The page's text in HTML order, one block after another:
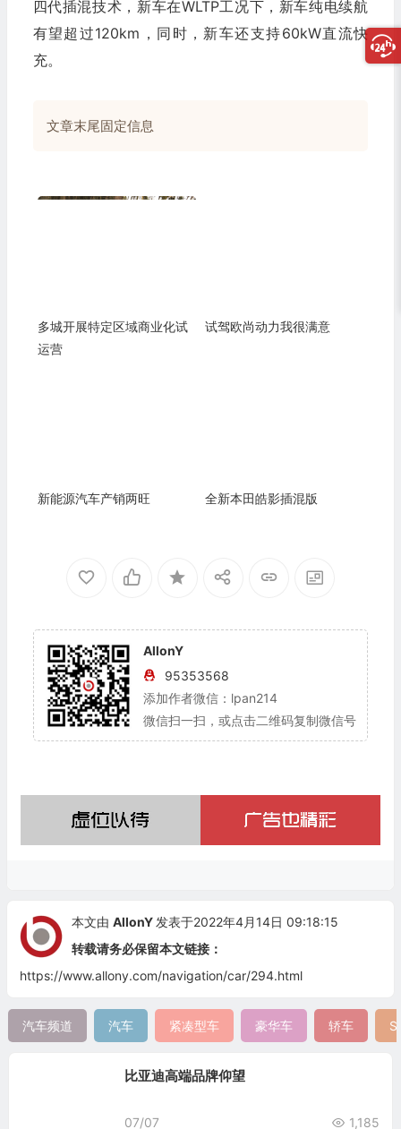
四代插混技术，新车在WLTP工况下，新车纯电续航
有望超过120km，同时，新车还支持60kW直流快
充。
文章末尾固定信息
多城开展特定区域商业化试
运营
试驾欧尚动力我很满意
新能源汽车产销两旺 全新本田皓影插混版
AllonY
95353568
添加作者微信：lpan214
微信扫一扫，或点击二维码复制微信号
本文由 AllonY 发表于2022年4月14日 09:18:15
转载请务必保留本文链接：
https://www.allony.com/navigation/car/294.html
汽车频道 汽车 紧凑型车 豪华车 轿车
比亚迪高端品牌仰望
07/07 1,185